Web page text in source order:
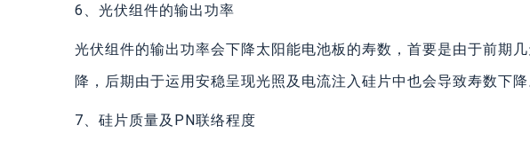
6、光伏组件的输出功率
光伏组件的输出功率会下降太阳能电池板的寿数，首要是由于前期
降，后期由于运用安稳呈现光照及电流注入硅片中也会导致寿数下降
7、硅片质量及PN联络程度